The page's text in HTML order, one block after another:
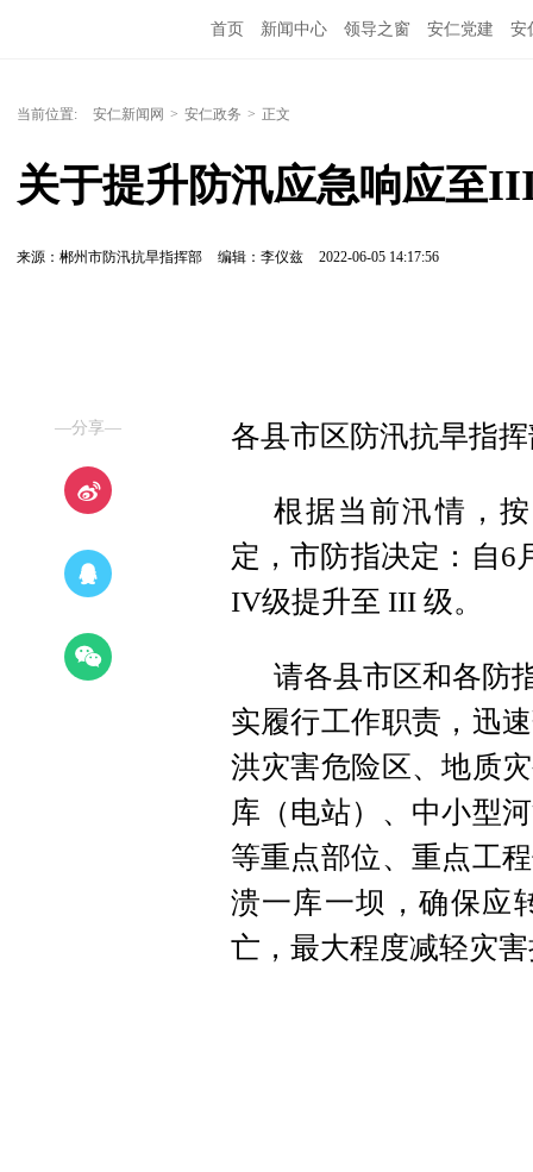
首页 新闻中心 领导之窗 安仁党建 安
当前位置: 安仁新闻网 > 安仁政务 > 正文
关于提升防汛应急响应至
来源：郴州市防汛抗旱指挥部 编辑：李仪兹 2022-06-05 14:17:56
—分享— 各县市区防汛抗旱指
根据当前汛情，
定，市防指决定：自6
IV级提升至 III 级。
请各县市区和各防
实履行工作职责，迅
洪灾害危险区、地质
库（电站）、中小型
等重点部位、重点工
溃一库一坝，确保应
亡，最大程度减轻灾